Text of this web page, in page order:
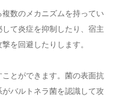
数のメカニズムを持ってい
て炎症を抑制したり、宿主
を回避したりします。
とができます。菌の表面抗
バルトネラ菌を認識して攻